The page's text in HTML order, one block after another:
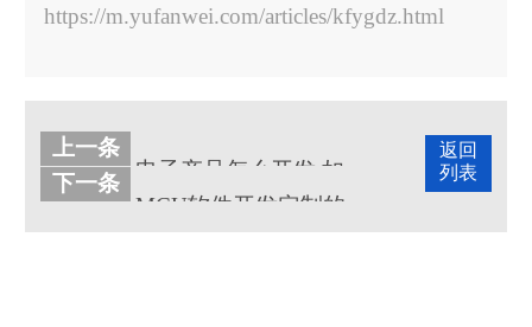
https://m.yufanwei.com/articles/kfygdz.html
返回
列表
上一条
下一条